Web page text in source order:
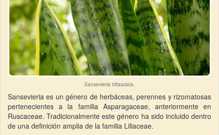
Sansevieria trifasciata.
Sansevieria es un género de herbáceas, perennes y rizomatosas
pertenecientes a la familia Asparagaceae, anteriormente en
Ruscaceae. Tradicionalmente este género ha sido incluido dentro
de una definición amplia de la familia Liliaceae.